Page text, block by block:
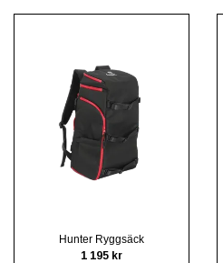
Hunter Ryggsäck
1 195 kr